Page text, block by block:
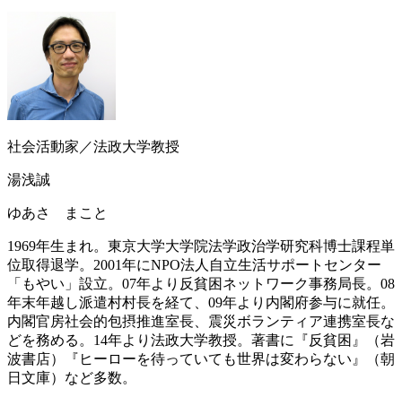
社会活動家／法政大学教授
湯浅誠
ゆあさ まこと
1969年生まれ。東京大学大学院法学政治学研究科博士課程単
位取得退学。2001年にNPO法人自立生活サポートセンター
「もやい」設立。07年より反貧困ネットワーク事務局長。08
年末年越し派遣村村長を経て、09年より内閣府参与に就任。
内閣官房社会的包摂推進室長、震災ボランティア連携室長な
どを務める。14年より法政大学教授。著書に『反貧困』（岩
波書店）『ヒーローを待っていても世界は変わらない』（朝
日文庫）など多数。